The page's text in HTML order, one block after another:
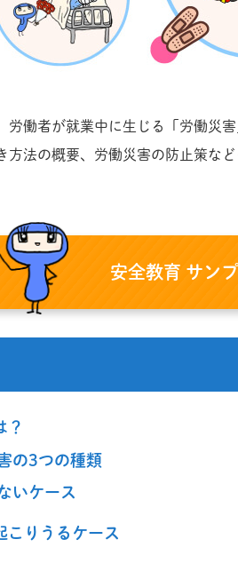
労働者が就業中に生じる「労働災
方法の概要、労働災害の防止策など
安全教育 サン
？
の3つの種類
いケース
こりうるケース